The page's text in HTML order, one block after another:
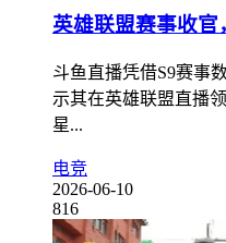
英雄联盟赛事收
斗鱼直播凭借S9赛事
示其在英雄联盟直播
星...
电竞
2026-06-10
816